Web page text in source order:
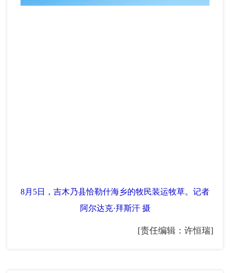
8月5日，吉木乃县恰勒什海乡的牧民装运牧草。记者
阿尔达克·拜斯汗 摄
[责任编辑：许恒瑞]